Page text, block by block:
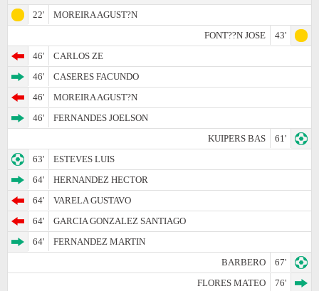
22'
MOREIRA AGUST?­N
FONT??N JOSE
43'
46'
CARLOS ZE
46'
CASERES FACUNDO
46'
MOREIRA AGUST?­N
46'
FERNANDES JOELSON
KUIPERS BAS
61'
63'
ESTEVES LUIS
64'
HERNANDEZ HECTOR
64'
VARELA GUSTAVO
64'
GARCIA GONZALEZ SANTIAGO
64'
FERNANDEZ MARTIN
BARBERO
67'
FLORES MATEO
76'